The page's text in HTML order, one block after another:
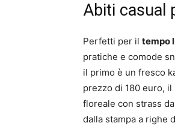
Abiti casual
Perfetti per il tempo
pratiche e comode
il primo è un fresco
prezzo di 180 euro,
floreale con strass
dalla stampa a righe